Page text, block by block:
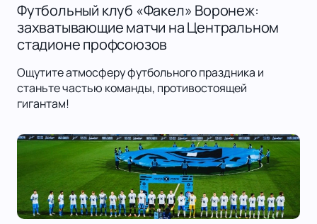
Футбольный клуб «Факел» Воронеж:
захватывающие матчи на Центральном
стадионе профсоюзов
Ощутите атмосферу футбольного праздника и
станьте частью команды, противостоящей
гигантам!